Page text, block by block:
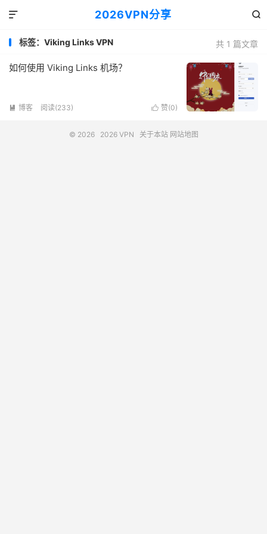
2026VPN分享 

共 1 篇文章
标签：Viking Links VPN
如何使用 Viking Links 机场？
 赞(0)
 博客 阅读(233)
© 2026 2026 VPN 关于本站 网站地图